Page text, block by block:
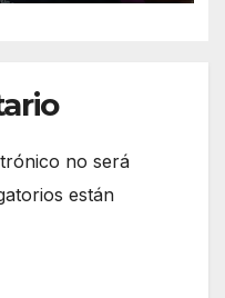
no será
están